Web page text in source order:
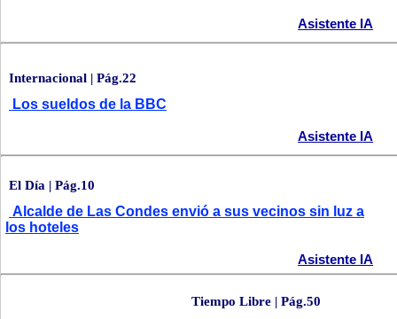
Asistente IA
Internacional | Pág.22
Los sueldos de la BBC
Asistente IA
El Día | Pág.10
Alcalde de Las Condes envió a sus vecinos sin luz a
los hoteles
Asistente IA
Tiempo Libre | Pág.50